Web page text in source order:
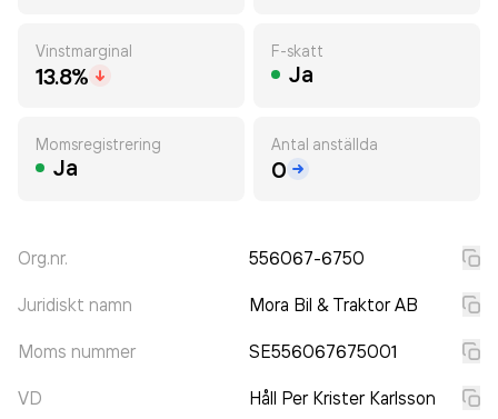
Vinstmarginal
13.8%
F-skatt
Ja
Momsregistrering
Ja
Antal anställda
0
Org.nr. 556067-6750
Juridiskt namn Mora Bil & Traktor AB
Moms nummer SE556067675001
VD Håll Per Krister Karlsson